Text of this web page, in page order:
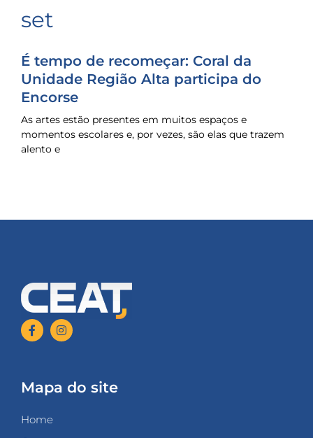
set
É tempo de recomeçar: Coral da
Unidade Região Alta participa do
Encorse
As artes estão presentes em muitos espaços e
momentos escolares e, por vezes, são elas que trazem
alento e
Mapa do site
Home